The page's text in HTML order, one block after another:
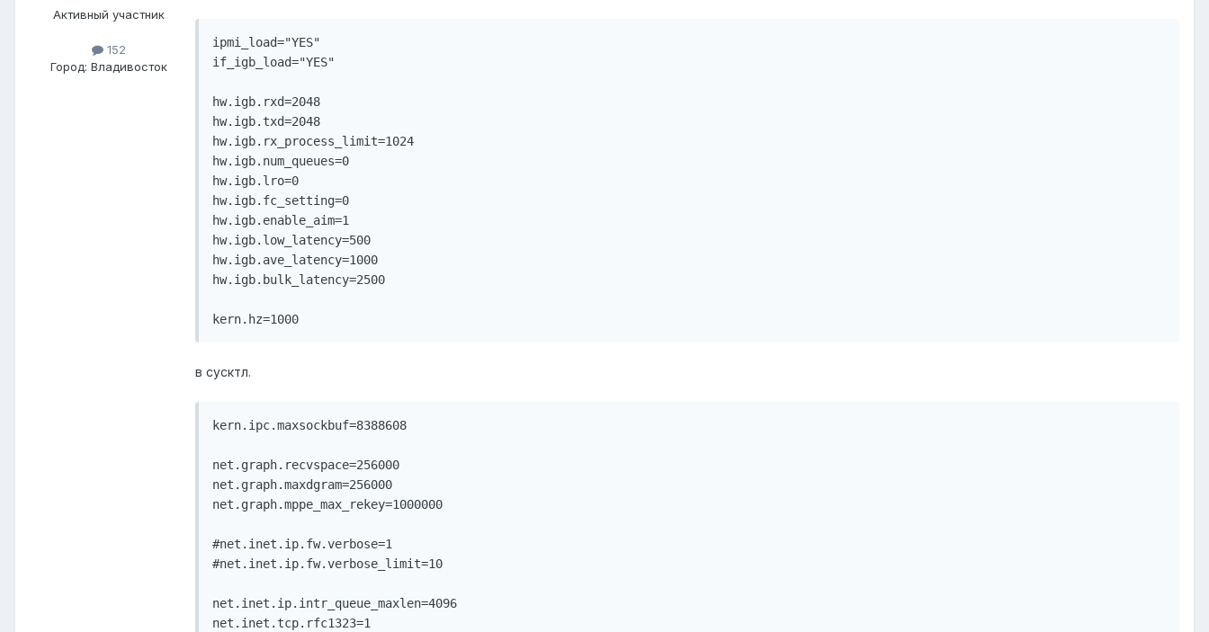
Активный участник
152
Город: Владивосток
ipmi_load="YES"
if_igb_load="YES"
hw.igb.rxd=2048
hw.igb.txd=2048
hw.igb.rx_process_limit=1024
hw.igb.num_queues=0
hw.igb.lro=0
hw.igb.fc_setting=0
hw.igb.enable_aim=1
hw.igb.low_latency=500
hw.igb.ave_latency=1000
hw.igb.bulk_latency=2500
kern.hz=1000
в сусктл.
kern.ipc.maxsockbuf=8388608
net.graph.recvspace=256000
net.graph.maxdgram=256000
net.graph.mppe_max_rekey=1000000
#net.inet.ip.fw.verbose=1
#net.inet.ip.fw.verbose_limit=10
net.inet.ip.intr_queue_maxlen=4096
net.inet.tcp.rfc1323=1